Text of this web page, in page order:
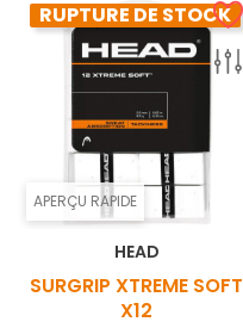
APERÇU RAPIDE
RUPTURE DE STOCK
HEAD
SURGRIP XTREME SOFT
X12